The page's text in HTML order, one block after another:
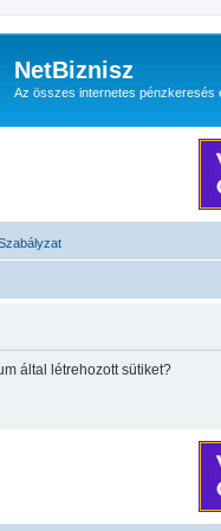
NetBiznisz
Az összes internetes pénzkeresés
által létrehozott sütiket?